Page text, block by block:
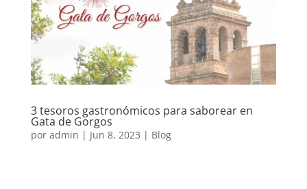
3 tesoros gastronómicos para saborear en
Gata de Gorgos
por admin | Jun 8, 2023 | Blog